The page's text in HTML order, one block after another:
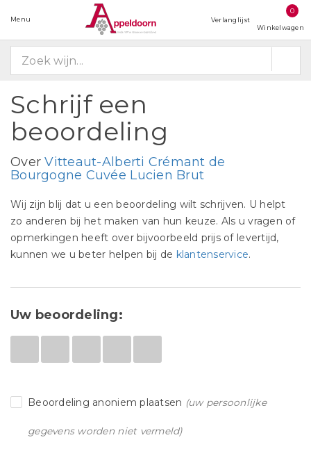
Menu Verlanglijst
0
Winkelwagen
Schrijf een
beoordeling
OverVitteaut-Alberti Crémant de
Bourgogne Cuvée Lucien Brut
Wij zijn blij dat u een beoordeling wilt schrijven. U helpt
zo anderen bij het maken van hun keuze. Als u vragen of
opmerkingen heeft over bijvoorbeeld prijs of levertijd,
kunnen we u beter helpen bij de klantenservice.
Uw beoordeling:
Beoordeling anoniem plaatsen (uw persoonlijke
gegevens worden niet vermeld)